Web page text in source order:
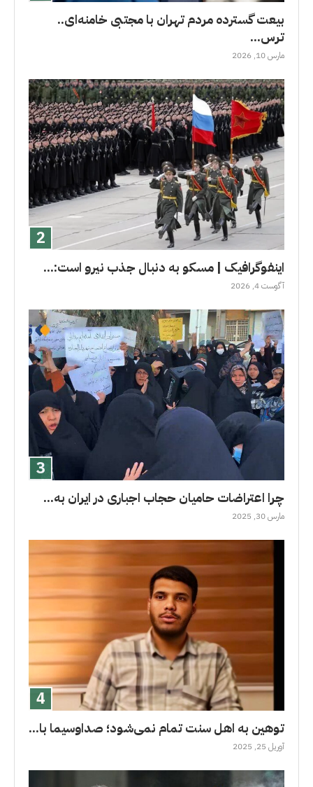
بیعت گسترده مردم تهران با مجتبی خامنه‌ای..
ترس...
مارس 10, 2026
اینفوگرافیک | مسکو به دنبال جذب نیرو است:...
آگوست 4, 2026
چرا اعتراضات حامیان حجاب اجباری در ایران به...
مارس 30, 2025
توهین به اهل سنت تمام نمی‌شود؛ صداوسیما با...
آوریل 25, 2025